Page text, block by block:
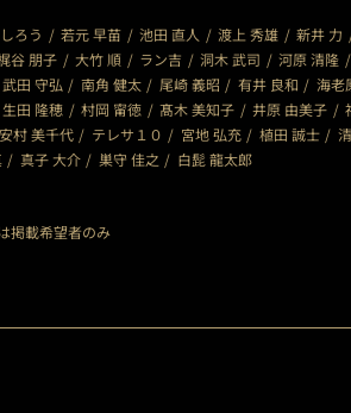
ろう 若元 早苗 池田 直人 渡上 秀雄 新井 力
谷 朋子 大竹 順 ラン吉 洞木 武司 河原 清隆
武田 守弘 南角 健太 尾崎 義昭 有井 良和 海老
生田 隆穂 村岡 甯徳 髙木 美知子 井原 由美子
安村 美千代 テレサ１０ 宮地 弘充 植田 誠士
真子 大介 巣守 佳之 白髭 龍太郎
掲載希望者のみ